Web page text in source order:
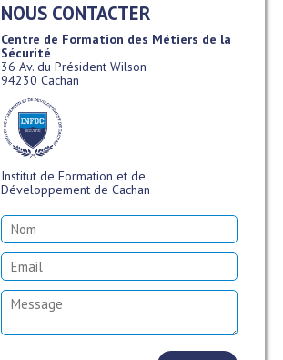
NOUS CONTACTER
Centre de Formation des Métiers de la
Sécurité
36 Av. du Président Wilson
94230 Cachan
Institut de Formation et de
Développement de Cachan